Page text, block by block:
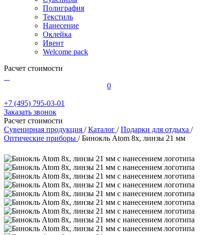
Полиграфия
Текстиль
Нанесение
Оклейка
Ивент
Welcome pack
Расчет стоимости
0
+7 (495) 795-03-01
Заказать звонок
Расчет стоимости
Сувенирная продукция / Каталог / Подарки для отдыха /
Оптические приборы / Бинокль Atom 8x, линзы 21 мм